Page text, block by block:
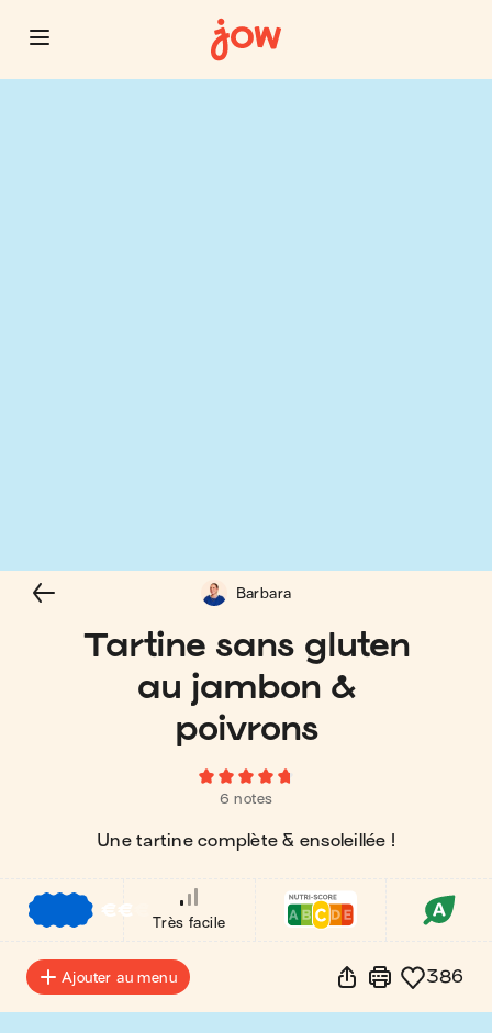
Tartine sans gluten
au jambon &
poivrons
6 notes
Une tartine complète & ensoleillée !
Barbara
€€
Très facile
Ajouter au menu 386